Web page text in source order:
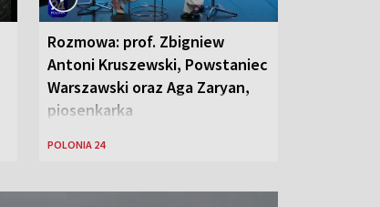
Rozmowa: prof. Zbigniew
Antoni Kruszewski, Powstaniec
Warszawski oraz Aga Zaryan,
piosenkarka
POLONIA 24